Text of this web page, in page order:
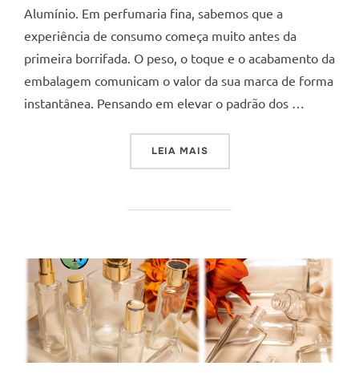
Alumínio. Em perfumaria fina, sabemos que a
experiência de consumo começa muito antes da
primeira borrifada. O peso, o toque e o acabamento da
embalagem comunicam o valor da sua marca de forma
instantânea. Pensando em elevar o padrão dos …
LEIA MAIS“O DETALHE QUE DEFINE O